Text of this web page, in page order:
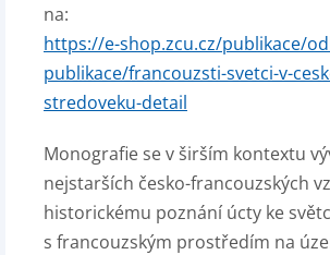
na:
https://e-shop.zcu.cz/publikace/
publikace/francouzsti-svetci-v-
stredoveku-detail
Monografie se v širším kontextu
nejstarších česko-francouzských
historickému poznání úcty ke
s francouzským prostředím na